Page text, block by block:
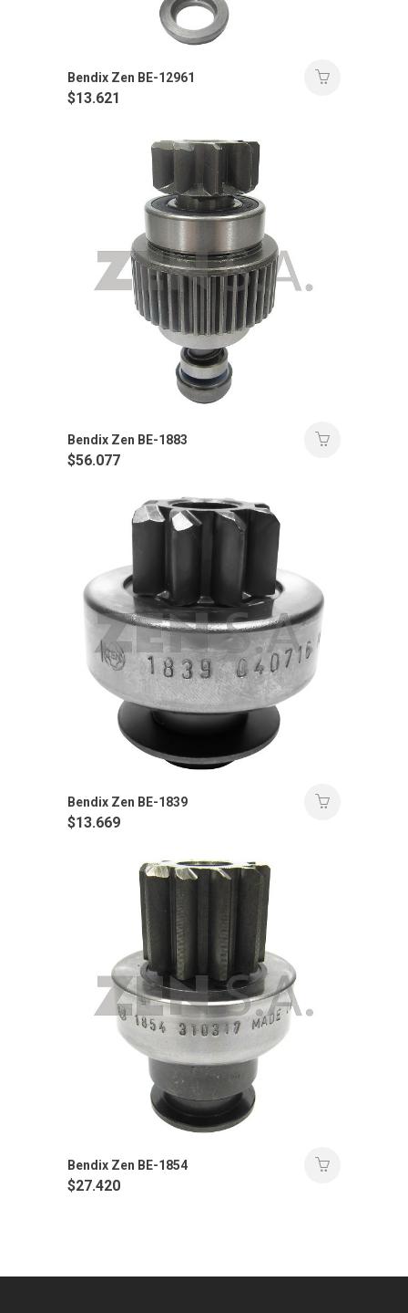
Bendix Zen BE-12961
$13.621
Bendix Zen BE-1883
$56.077
Bendix Zen BE-1839
$13.669
Bendix Zen BE-1854
$27.420